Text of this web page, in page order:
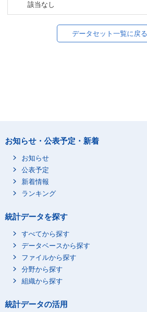
該当なし
データセット一覧に戻る
お知らせ・公表予定・新着
お知らせ
公表予定
新着情報
ランキング
統計データを探す
すべてから探す
データベースから探す
ファイルから探す
分野から探す
組織から探す
統計データの活用